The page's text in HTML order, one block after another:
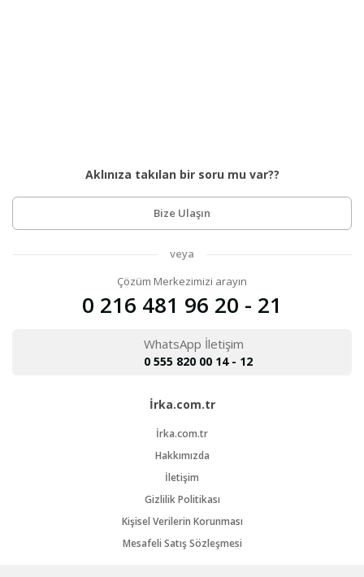
Aklınıza takılan bir soru mu var??
Bize Ulaşın
veya
Çözüm Merkezimizi arayın
0 216 481 96 20 - 21
WhatsApp İletişim
0 555 820 00 14 - 12
İrka.com.tr
İrka.com.tr
Hakkımızda
İletişim
Gizlilik Politikası
Kişisel Verilerin Korunması
Mesafeli Satış Sözleşmesi